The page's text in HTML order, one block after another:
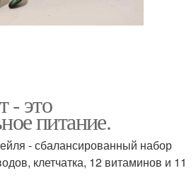
- это
питание.
- сбалансированный набор
клетчатка, 12 витаминов и 11